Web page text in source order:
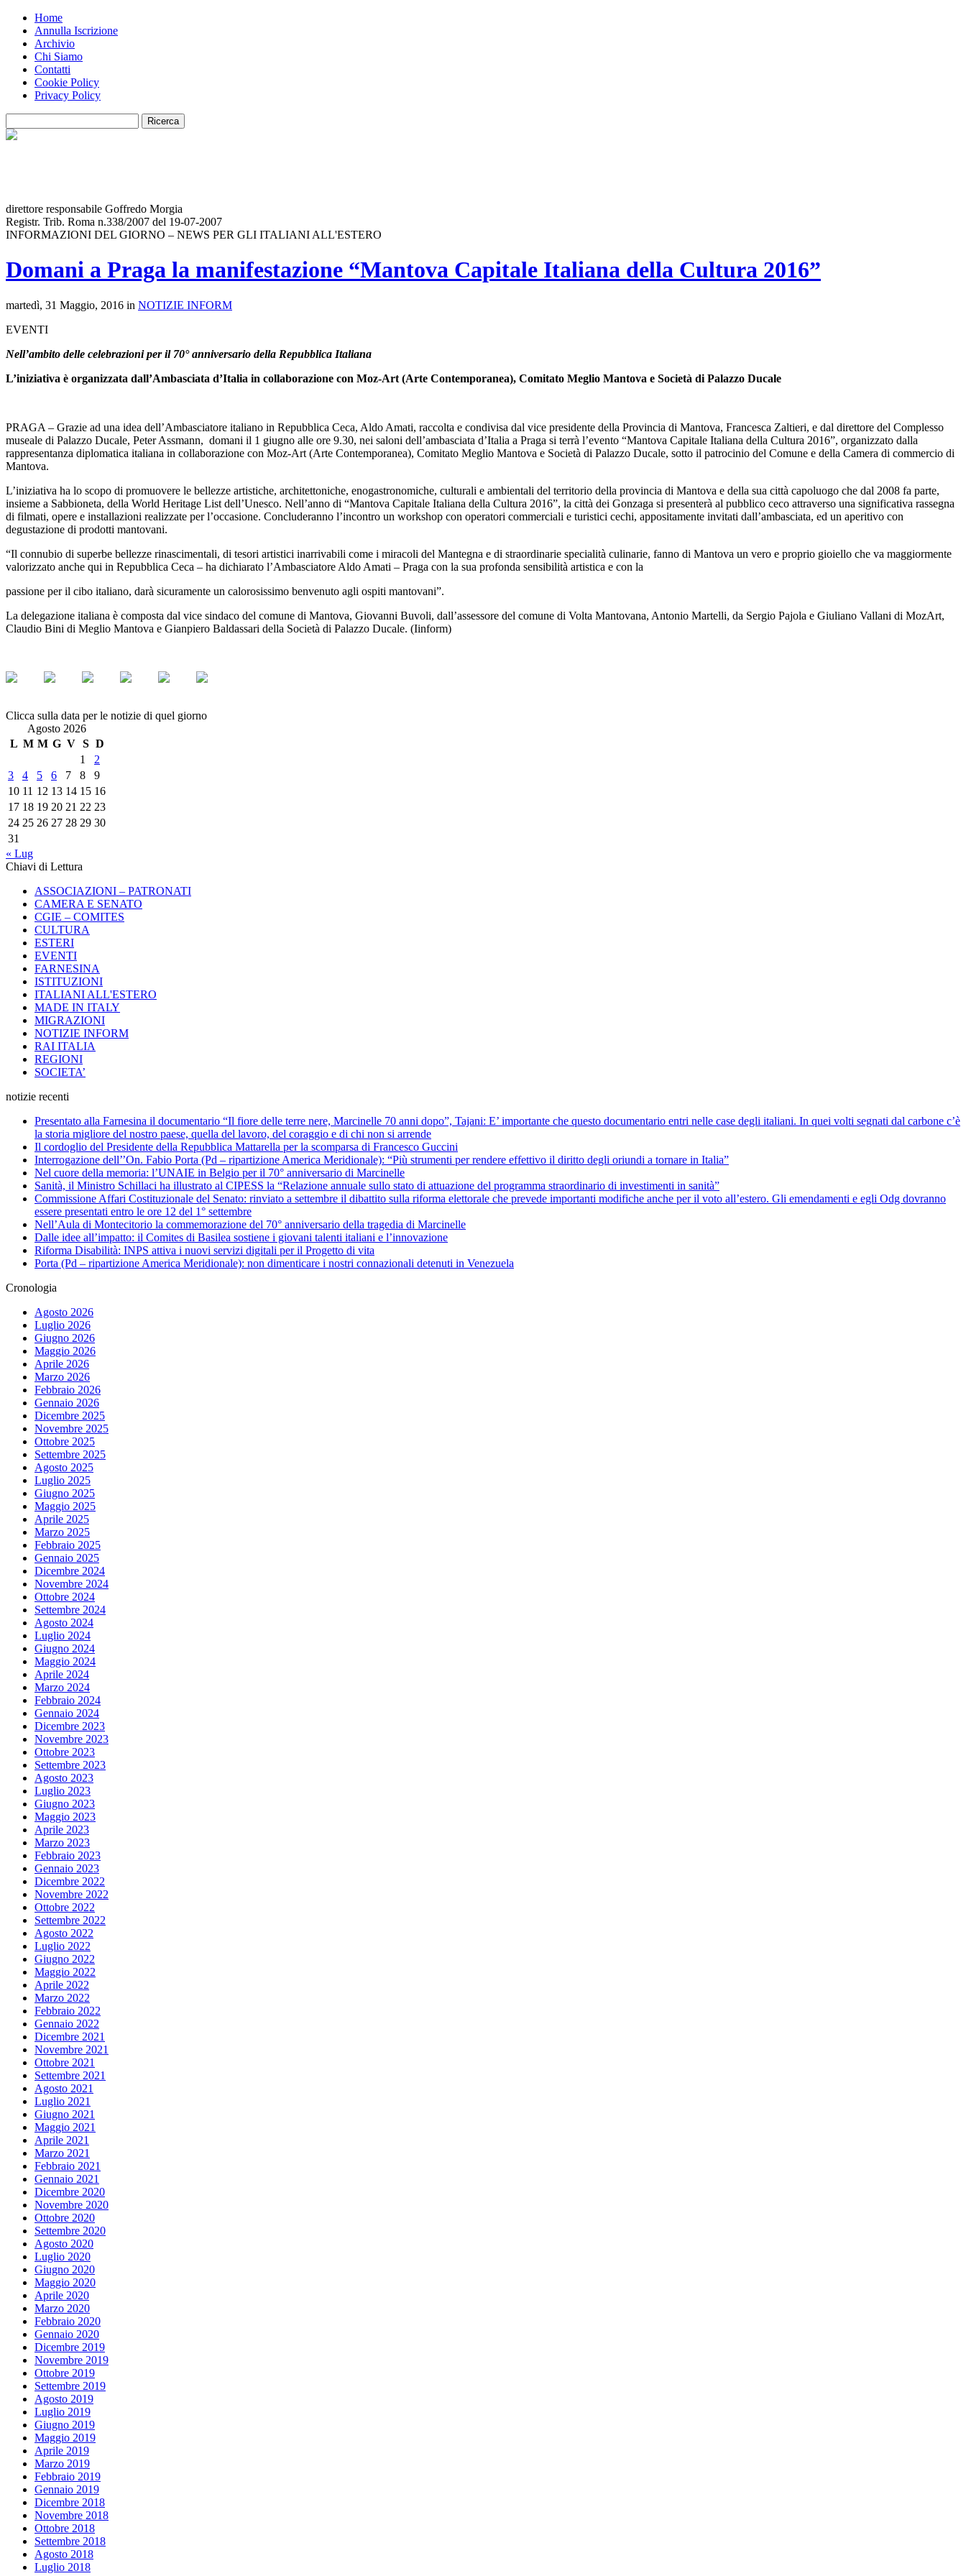
Home
Annulla Iscrizione
Archivio
Chi Siamo
Contatti
Cookie Policy
Privacy Policy
direttore responsabile Goffredo Morgia
Registr. Trib. Roma n.338/2007 del 19-07-2007
INFORMAZIONI DEL GIORNO – NEWS PER GLI ITALIANI ALL'ESTERO
Domani a Praga la manifestazione “Mantova Capitale Italiana della Cultura 2016”
martedì, 31 Maggio, 2016 in NOTIZIE INFORM
EVENTI
Nell’ambito delle celebrazioni per il 70° anniversario della Repubblica Italiana
L’iniziativa è organizzata dall’Ambasciata d’Italia in collaborazione con Moz-Art (Arte Contemporanea), Comitato Meglio Mantova e Società di Palazzo Ducale
PRAGA – Grazie ad una idea dell’Ambasciatore italiano in Repubblica Ceca, Aldo Amati, raccolta e condivisa dal vice presidente della Provincia di Mantova, Francesca Zaltieri, e dal direttore del Complesso
museale di Palazzo Ducale, Peter Assmann, domani il 1 giugno alle ore 9.30, nei saloni dell’ambasciata d’Italia a Praga si terrà l’evento “Mantova Capitale Italiana della Cultura 2016”, organizzato dalla
rappresentanza diplomatica italiana in collaborazione con Moz-Art (Arte Contemporanea), Comitato Meglio Mantova e Società di Palazzo Ducale, sotto il patrocinio del Comune e della Camera di commercio di
Mantova.
L’iniziativa ha lo scopo di promuovere le bellezze artistiche, architettoniche, enogastronomiche, culturali e ambientali del territorio della provincia di Mantova e della sua città capoluogo che dal 2008 fa parte,
insieme a Sabbioneta, della World Heritage List dell’Unesco. Nell’anno di “Mantova Capitale Italiana della Cultura 2016”, la città dei Gonzaga si presenterà al pubblico ceco attraverso una significativa rassegna
di filmati, opere e installazioni realizzate per l’occasione. Concluderanno l’incontro un workshop con operatori commerciali e turistici cechi, appositamente invitati dall’ambasciata, ed un aperitivo con
degustazione di prodotti mantovani.
“Il connubio di superbe bellezze rinascimentali, di tesori artistici inarrivabili come i miracoli del Mantegna e di straordinarie specialità culinarie, fanno di Mantova un vero e proprio gioiello che va maggiormente
valorizzato anche qui in Repubblica Ceca – ha dichiarato l’Ambasciatore Aldo Amati – Praga con la sua profonda sensibilità artistica e con la
passione per il cibo italiano, darà sicuramente un calorosissimo benvenuto agli ospiti mantovani”.
La delegazione italiana è composta dal vice sindaco del comune di Mantova, Giovanni Buvoli, dall’assessore del comune di Volta Mantovana, Antonio Martelli, da Sergio Pajola e Giuliano Vallani di MozArt,
Claudio Bini di Meglio Mantova e Gianpiero Baldassari della Società di Palazzo Ducale. (Iinform)
Clicca sulla data per le notizie di quel giorno
Agosto 2026
L M M G V S D
1
2
3
4 5 6 7 8
9
10 11 12 13 14 15 16
17 18 19 20 21 22 23
24 25 26 27 28 29 30
31
« Lug
Chiavi di Lettura
ASSOCIAZIONI – PATRONATI
CAMERA E SENATO
CGIE – COMITES
CULTURA
ESTERI
EVENTI
FARNESINA
ISTITUZIONI
ITALIANI ALL'ESTERO
MADE IN ITALY
MIGRAZIONI
NOTIZIE INFORM
RAI ITALIA
REGIONI
SOCIETA’
notizie recenti
Presentato alla Farnesina il documentario “Il fiore delle terre nere, Marcinelle 70 anni dopo”, Tajani: E’ importante che questo documentario entri nelle case degli italiani. In quei volti segnati dal carbone c’è
la storia migliore del nostro paese, quella del lavoro, del coraggio e di chi non si arrende
Il cordoglio del Presidente della Repubblica Mattarella per la scomparsa di Francesco Guccini
Interrogazione dell’’On. Fabio Porta (Pd – ripartizione America Meridionale): “Più strumenti per rendere effettivo il diritto degli oriundi a tornare in Italia”
Nel cuore della memoria: l’UNAIE in Belgio per il 70° anniversario di Marcinelle
Sanità, il Ministro Schillaci ha illustrato al CIPESS la “Relazione annuale sullo stato di attuazione del programma straordinario di investimenti in sanità”
Commissione Affari Costituzionale del Senato: rinviato a settembre il dibattito sulla riforma elettorale che prevede importanti modifiche anche per il voto all’estero. Gli emendamenti e egli Odg dovranno
essere presentati entro le ore 12 del 1° settembre
Nell’Aula di Montecitorio la commemorazione del 70° anniversario della tragedia di Marcinelle
Dalle idee all’impatto: il Comites di Basilea sostiene i giovani talenti italiani e l’innovazione
Riforma Disabilità: INPS attiva i nuovi servizi digitali per il Progetto di vita
Porta (Pd – ripartizione America Meridionale): non dimenticare i nostri connazionali detenuti in Venezuela
Cronologia
Agosto 2026
Luglio 2026
Giugno 2026
Maggio 2026
Aprile 2026
Marzo 2026
Febbraio 2026
Gennaio 2026
Dicembre 2025
Novembre 2025
Ottobre 2025
Settembre 2025
Agosto 2025
Luglio 2025
Giugno 2025
Maggio 2025
Aprile 2025
Marzo 2025
Febbraio 2025
Gennaio 2025
Dicembre 2024
Novembre 2024
Ottobre 2024
Settembre 2024
Agosto 2024
Luglio 2024
Giugno 2024
Maggio 2024
Aprile 2024
Marzo 2024
Febbraio 2024
Gennaio 2024
Dicembre 2023
Novembre 2023
Ottobre 2023
Settembre 2023
Agosto 2023
Luglio 2023
Giugno 2023
Maggio 2023
Aprile 2023
Marzo 2023
Febbraio 2023
Gennaio 2023
Dicembre 2022
Novembre 2022
Ottobre 2022
Settembre 2022
Agosto 2022
Luglio 2022
Giugno 2022
Maggio 2022
Aprile 2022
Marzo 2022
Febbraio 2022
Gennaio 2022
Dicembre 2021
Novembre 2021
Ottobre 2021
Settembre 2021
Agosto 2021
Luglio 2021
Giugno 2021
Maggio 2021
Aprile 2021
Marzo 2021
Febbraio 2021
Gennaio 2021
Dicembre 2020
Novembre 2020
Ottobre 2020
Settembre 2020
Agosto 2020
Luglio 2020
Giugno 2020
Maggio 2020
Aprile 2020
Marzo 2020
Febbraio 2020
Gennaio 2020
Dicembre 2019
Novembre 2019
Ottobre 2019
Settembre 2019
Agosto 2019
Luglio 2019
Giugno 2019
Maggio 2019
Aprile 2019
Marzo 2019
Febbraio 2019
Gennaio 2019
Dicembre 2018
Novembre 2018
Ottobre 2018
Settembre 2018
Agosto 2018
Luglio 2018